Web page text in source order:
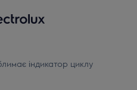
індикатор циклу